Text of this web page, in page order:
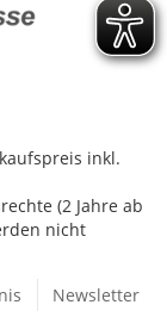
inkl.
(2 Jahre ab
nicht
Newsletter